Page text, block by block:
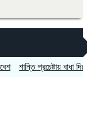
শান্তি প্রচেষ্টায় বাধা দিচ্ছে